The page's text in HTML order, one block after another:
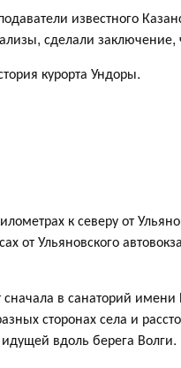
известного
сделали
курорта Ундоры.
к северу от
от Ульяновского
в санаторий
сторонах села и
вдоль берега Волги.